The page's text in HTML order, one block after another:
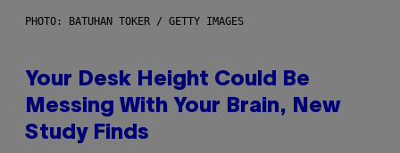
PHOTO: BATUHAN TOKER / GETTY IMAGES
Your Desk Height Could Be
Messing With Your Brain, New
Study Finds